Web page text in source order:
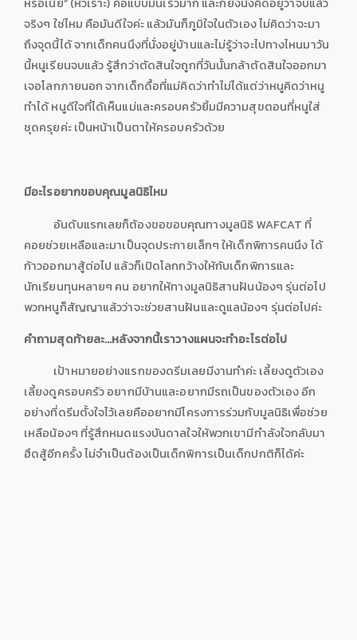
จริงๆ ใช่ไหม คือมันดีใจค่ะ แล้วมันก็ภูมิใจในตัวเอง ไม่คิดว่าจะมา
ถึงจุดนี้ได้ จากเด็กคนนึงที่นั่งอยู่บ้านและไม่รู้ว่าจะไปทางไหนมาวัน
นี้หนูเรียนจบแล้ว รู้สึกว่าตัดสินใจถูกที่วันนั้นกล้าตัดสินใจออกมา
เจอโลกภายนอก จากเด็กดื้อที่แม่คิดว่าทำไม่ได้แต่ว่าหนูคิดว่าหนู
ทำได้ หนูดีใจที่ได้เห็นแม่และครอบครัวยิ้มมีความสุขตอนที่หนูใส่
ชุดครุยค่ะ เป็นหน้าเป็นตาให้ครอบครัวด้วย
มีอะไรอยากขอบคุณมูลนิธิไหม
อันดับแรกเลยก็ต้องขอขอบคุณทางมูลนิธิ WAFCAT ที่
คอยช่วยเหลือและมาเป็นจุดประกายเล็กๆ ให้เด็กพิการคนนึง ได้
ก้าวออกมาสู้ต่อไป แล้วก็เปิดโลกกว้างให้กับเด็กพิการและ
นักเรียนทุนหลายๆ คน อยากให้ทางมูลนิธิสานฝันน้องๆ รุ่นต่อไป
พวกหนูก็สัญญาแล้วว่าจะช่วยสานฝันและดูแลน้องๆ รุ่นต่อไปค่ะ
คำถามสุดท้ายละ...หลังจากนี้เราวางแผนจะทำอะไรต่อไป
เป้าหมายอย่างแรกของดรีมเลยมีงานทำค่ะ เลี้ยงดูตัวเอง
เลี้ยงดูครอบครัว อยากมีบ้านและอยากมีรถเป็นของตัวเอง อีก
อย่างที่ดรีมตั้งใจไว้เลยคืออยากมีโครงการร่วมกับมูลนิธิเพื่อช่วย
เหลือน้องๆ ที่รู้สึกหมดแรงบันดาลใจให้พวกเขามีกำลังใจกลับมา
ฮึดสู้อีกครั้ง ไม่จำเป็นต้องเป็นเด็กพิการเป็นเด็กปกติก็ได้ค่ะ